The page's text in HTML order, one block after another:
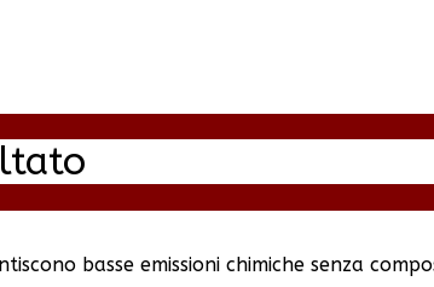
basse emissioni chimiche senza